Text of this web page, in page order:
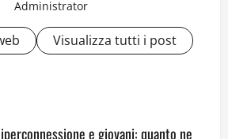
Administrator
Visualizza tutti i post
e giovani: quanto ne